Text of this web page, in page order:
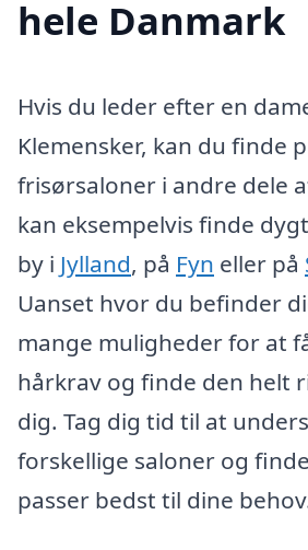
hele Danmark
Hvis du leder efter en
Klemensker, kan du finde
frisørsaloner i andre dele
kan eksempelvis finde
by i Jylland, på Fyn eller på
Uanset hvor du befinder
mange muligheder for at
hårkrav og finde den helt
dig. Tag dig tid til at
forskellige saloner og
passer bedst til dine